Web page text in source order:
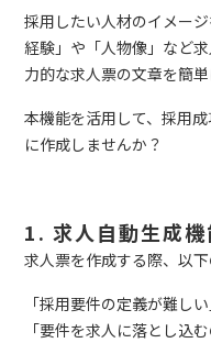
採用したい人材のイメー
経験」や「人物像」など
力的な求人票の文章を簡
本機能を活用して、採用
に作成しませんか？
1. 求人自動生成機
求人票を作成する際、以
「採用要件の定義が難しい
「要件を求人に落とし込